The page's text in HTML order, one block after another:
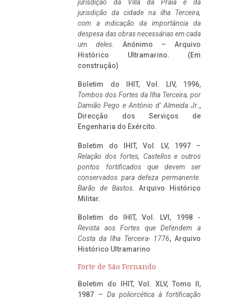
jurisdição da Villa da Praia e da
jurisdição da cidade na ilha Terceira,
com a indicação da importância da
despesa das obras necessárias em cada
um deles. Anónimo – Arquivo
Histórico Ultramarino. (Em
construção)
Boletim do IHIT, Vol. LIV, 1996,
Tombos dos Fortes da Ilha Terceira, por
Damião Pego e António d’ Almeida Jr.,
Direcção dos Serviços de
Engenharia do Exército.
Boletim do IHIT, Vol. LV, 1997 –
Relação dos fortes, Castellos e outros
pontos fortificados que devem ser
conservados para defeza permanente.
Barão de Bastos. Arquivo Histórico
Militar.
Boletim do IHIT, Vol. LVI, 1998 -
Revista aos Fortes que Defendem a
Costa da Ilha Terceira- 1776, Arquivo
Histórico Ultramarino
Forte de São Fernando
Boletim do IHIT, Vol. XLV, Tomo II,
1987 – Da poliorcética à fortificação